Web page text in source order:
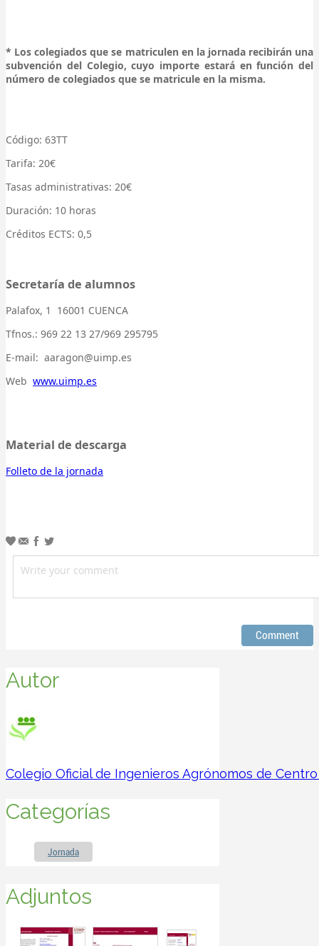
* Los colegiados que se matriculen en la jornada recibirán una
subvención del Colegio, cuyo importe estará en función del
número de colegiados que se matricule en la misma.
Código: 63TT
Tarifa: 20€
Tasas administrativas: 20€
Duración: 10 horas
Créditos ECTS: 0,5
Secretaría de alumnos
Palafox, 1 16001 CUENCA
Tfnos.: 969 22 13 27/969 295795
E-mail: aaragon@uimp.es
Web www.uimp.es
Material de descarga
Folleto de la jornada
Autor
Colegio Oficial de Ingenieros Agrónomos de
Categorías
Jornada
Adjuntos